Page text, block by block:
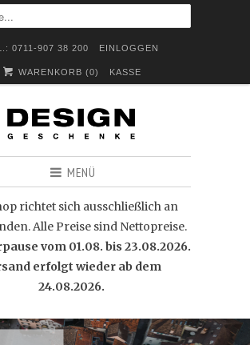
0711-907 38 200 EINLOGGEN
WARENKORB (0) KASSE
MENÜ
richtet sich ausschließlich an
Alle Preise sind Nettopreise.
vom 01.08. bis 23.08.2026.
erfolgt wieder ab dem
24.08.2026.